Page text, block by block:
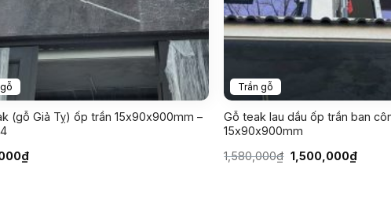
(gỗ Giả Tỵ) ốp trần 15x90x900mm –
₫
Trần gỗ
Gỗ teak lau dầu ốp trần ban
15x90x900mm
1,580,000₫ Giá
gốc
1,500,000₫Giá